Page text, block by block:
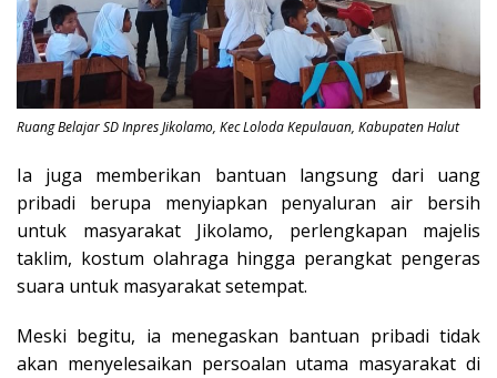
Ruang Belajar SD Inpres Jikolamo, Kec Loloda Kepulauan, Kabupaten Halut
Ia juga memberikan bantuan langsung dari uang
pribadi berupa menyiapkan penyaluran air bersih
untuk masyarakat Jikolamo, perlengkapan majelis
taklim, kostum olahraga hingga perangkat pengeras
suara untuk masyarakat setempat.
Meski begitu, ia menegaskan bantuan pribadi tidak
akan menyelesaikan persoalan utama masyarakat di